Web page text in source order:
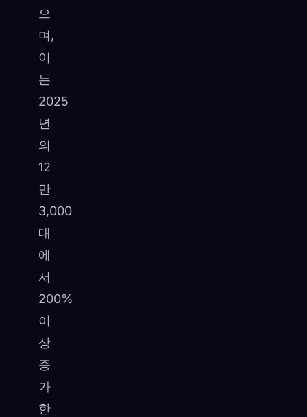
으
며,
이
는
2025
년
의
12
만
3,000
대
에
서
200%
이
상
증
가
한